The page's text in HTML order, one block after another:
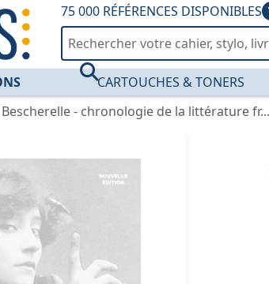
75 000 RÉFÉRENCES DISPONIBLES
CARTOUCHES & TONERS
Bescherelle - chronologie de la littérature fr...